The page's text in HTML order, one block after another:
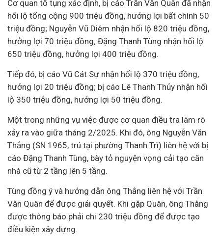
Cơ quan tố tụng xác định, bị cáo Trần Văn Quân đã nhận
hối lộ tổng cộng 900 triệu đồng, hưởng lợi bất chính 50
triệu đồng; Nguyễn Vũ Diêm nhận hối lộ 820 triệu đồng,
hưởng lợi 70 triệu đồng; Đặng Thanh Tùng nhận hối lộ
650 triệu đồng, hưởng lợi 400 triệu đồng.
Tiếp đó, bị cáo Vũ Cát Sự nhận hối lộ 370 triệu đồng,
hưởng lợi 20 triệu đồng; bị cáo Lê Thanh Thủy nhận hối
lộ 350 triệu đồng, hưởng lợi 50 triệu đồng.
Một trong những vụ việc được cơ quan điều tra làm rõ
xảy ra vào giữa tháng 2/2025. Khi đó, ông Nguyễn Văn
Thắng (SN 1965, trú tại phường Thanh Trì) liên hệ với bị
cáo Đặng Thanh Tùng, bày tỏ nguyện vọng cải tạo căn
nhà cũ từ 2 tầng lên 5 tầng.
Tùng đồng ý và hướng dẫn ông Thắng liên hệ với Trần
Văn Quân để được giải quyết. Khi gặp Quân, ông Thắng
được thông báo phải chi 230 triệu đồng để được tạo
điều kiện xây dựng.